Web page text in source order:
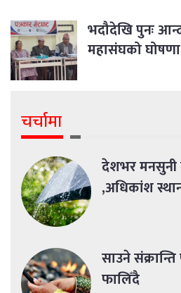
भदौदेखि पुनः
महासंघको घोषणा
चर्चामा
देशभर मनसुनी
,अधिकांश
साउने
फालिँदै